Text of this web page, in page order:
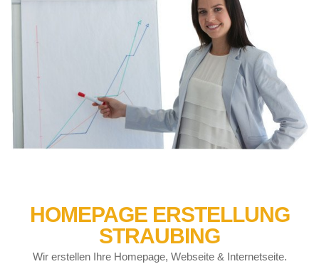
HOMEPAGE ERSTELLUNG
STRAUBING
Wir erstellen Ihre Homepage, Webseite & Internetseite.